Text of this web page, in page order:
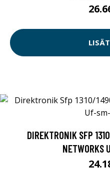
DIREKTRONIK SFP
NETWORKS